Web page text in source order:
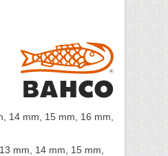
14 mm, 15 mm, 16 mm,
mm, 14 mm, 15 mm,